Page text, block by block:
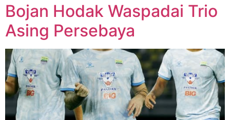
Bojan Hodak Waspadai Trio
Asing Persebaya